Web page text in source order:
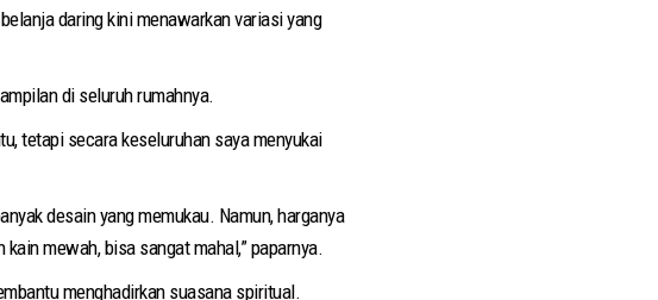
daring kini menawarkan variasi yang
di seluruh rumahnya.
tetapi secara keseluruhan saya menyukai
desain yang memukau. Namun, harganya
mewah, bisa sangat mahal,” paparnya.
menghadirkan suasana spiritual.